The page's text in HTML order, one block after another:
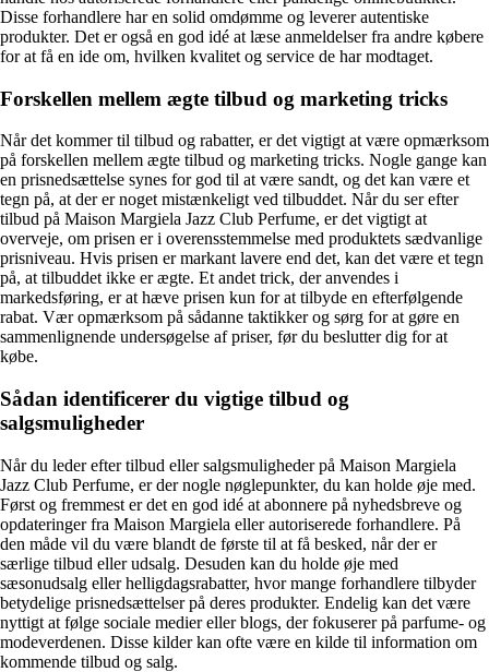
Disse forhandlere har en solid omdømme og leverer autentiske
produkter. Det er også en god idé at læse anmeldelser fra andre købere
for at få en ide om, hvilken kvalitet og service de har modtaget.
Forskellen mellem ægte tilbud og marketing tricks
Når det kommer til tilbud og rabatter, er det vigtigt at være opmærksom
på forskellen mellem ægte tilbud og marketing tricks. Nogle gange kan
en prisnedsættelse synes for god til at være sandt, og det kan være et
tegn på, at der er noget mistænkeligt ved tilbuddet. Når du ser efter
tilbud på Maison Margiela Jazz Club Perfume, er det vigtigt at
overveje, om prisen er i overensstemmelse med produktets sædvanlige
prisniveau. Hvis prisen er markant lavere end det, kan det være et tegn
på, at tilbuddet ikke er ægte. Et andet trick, der anvendes i
markedsføring, er at hæve prisen kun for at tilbyde en efterfølgende
rabat. Vær opmærksom på sådanne taktikker og sørg for at gøre en
sammenlignende undersøgelse af priser, før du beslutter dig for at
købe.
Sådan identificerer du vigtige tilbud og
salgsmuligheder
Når du leder efter tilbud eller salgsmuligheder på Maison Margiela
Jazz Club Perfume, er der nogle nøglepunkter, du kan holde øje med.
Først og fremmest er det en god idé at abonnere på nyhedsbreve og
opdateringer fra Maison Margiela eller autoriserede forhandlere. På
den måde vil du være blandt de første til at få besked, når der er
særlige tilbud eller udsalg. Desuden kan du holde øje med
sæsonudsalg eller helligdagsrabatter, hvor mange forhandlere tilbyder
betydelige prisnedsættelser på deres produkter. Endelig kan det være
nyttigt at følge sociale medier eller blogs, der fokuserer på parfume- og
modeverdenen. Disse kilder kan ofte være en kilde til information om
kommende tilbud og salg.